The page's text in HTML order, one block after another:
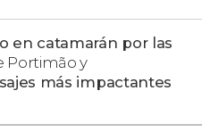
en catamarán por las
Portimão y
más impactantes